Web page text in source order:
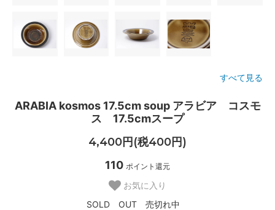
すべて見る
ARABIA kosmos 17.5cm soup アラビア コスモ
ス 17.5cmスープ
4,400円(税400円)
110 ポイント還元
お気に入り
SOLD OUT 売切れ中